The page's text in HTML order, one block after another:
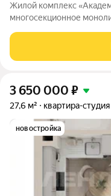
Жилой комплекс
многосекционное
не осуществляется.
территории включает в
3 650 000 ₽
27,6 м² квартира-студия
новостройка